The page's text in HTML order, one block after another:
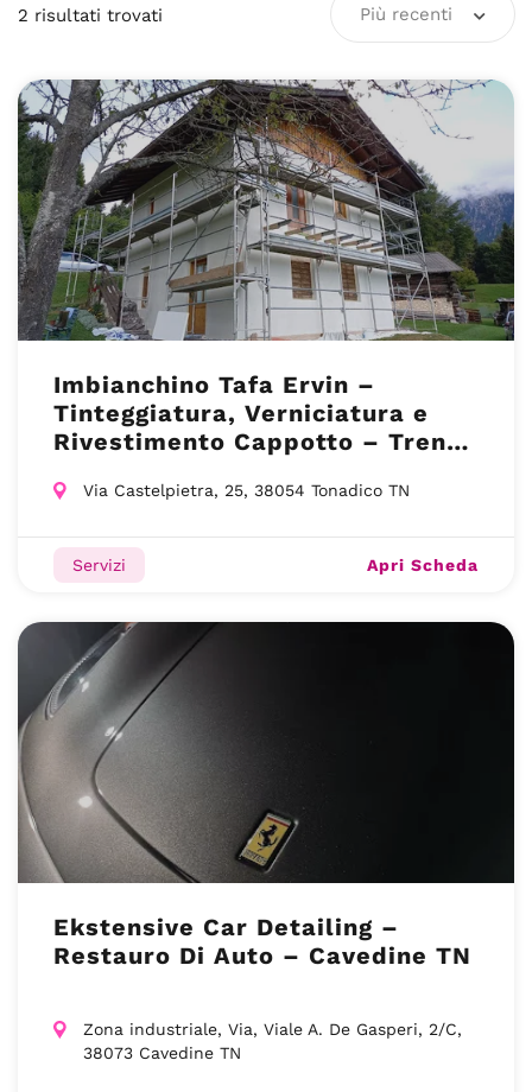
2 risultati trovati Più recenti
Imbianchino Tafa Ervin –
Tinteggiatura, Verniciatura e
Rivestimento Cappotto – Trento
Via Castelpietra, 25, 38054 Tonadico TN
Servizi Apri Scheda
Ekstensive Car Detailing –
Restauro Di Auto – Cavedine TN
Zona industriale, Via, Viale A. De Gasperi, 2/C,
38073 Cavedine TN